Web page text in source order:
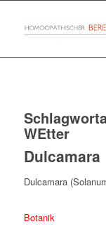
WEtter
Dulcamara
Dulcamara
Botanik